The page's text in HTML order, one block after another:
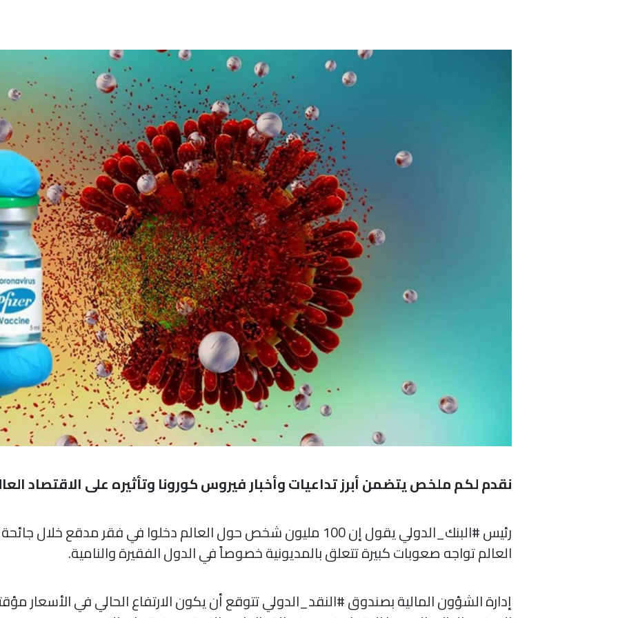
نقدم لكم ملخص يتضمن أبرز تداعيات وأخبار فيروس كورونا وتأثيره على الاقتصاد
رئيس #البنك_الدولي يقول إن 100 مليون شخص حول العالم دخلوا في فقر
العالم تواجه صعوبات كبيرة تتعلق بالمديونية خصوصاً في الدول الفقيرة والنامية.
إدارة الشؤون المالية بصندوق #النقد_الدولي تتوقع أن يكون الارتفاع الحالي في الأسعار